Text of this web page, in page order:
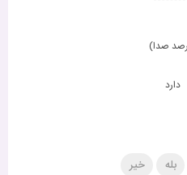
دارد
بله خیر